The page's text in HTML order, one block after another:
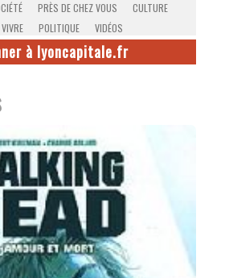
PRÈS DE CHEZ VOUS
CULTURE
POLITIQUE VIDÉOS
à lyoncapitale.fr